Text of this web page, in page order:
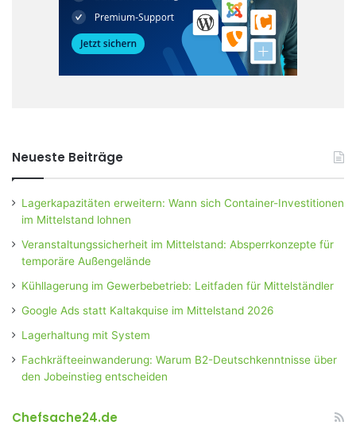
Neueste Beiträge
Lagerkapazitäten erweitern: Wann sich Container-Investitionen
im Mittelstand lohnen
Veranstaltungssicherheit im Mittelstand: Absperrkonzepte für
temporäre Außengelände
Kühllagerung im Gewerbebetrieb: Leitfaden für Mittelständler
Google Ads statt Kaltakquise im Mittelstand 2026
Lagerhaltung mit System
Fachkräfteeinwanderung: Warum B2-Deutschkenntnisse über
den Jobeinstieg entscheiden
Chefsache24.de